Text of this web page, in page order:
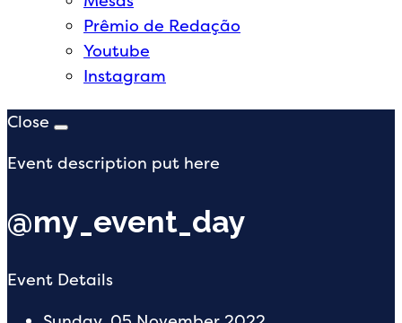
Prêmio de Redação
Youtube
Instagram
Close
Event description put here
@my_event_day
Event Details